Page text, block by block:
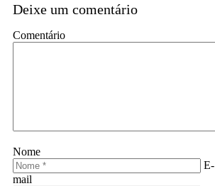
Deixe um comentário
Comentário
Nome
E-
mail